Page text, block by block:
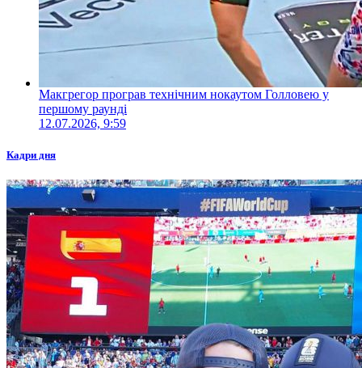
Макгрегор програв технічним нокаутом Голловею у
першому раунді
12.07.2026, 9:59
Кадри дня